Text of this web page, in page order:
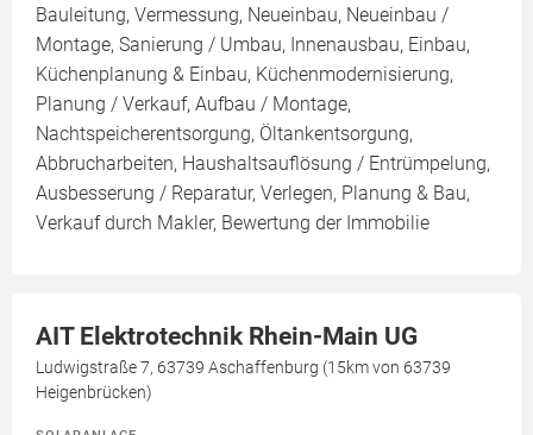
Bauleitung, Vermessung, Neueinbau, Neueinbau /
Montage, Sanierung / Umbau, Innenausbau, Einbau,
Küchenplanung & Einbau, Küchenmodernisierung,
Planung / Verkauf, Aufbau / Montage,
Nachtspeicherentsorgung, Öltankentsorgung,
Abbrucharbeiten, Haushaltsauflösung / Entrümpelung,
Ausbesserung / Reparatur, Verlegen, Planung & Bau,
Verkauf durch Makler, Bewertung der Immobilie
AIT Elektrotechnik Rhein-Main UG
Ludwigstraße 7, 63739 Aschaffenburg (15km von 63739
Heigenbrücken)